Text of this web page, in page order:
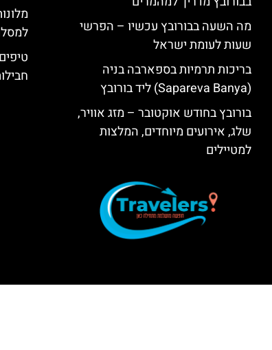
מה השעה בבורובץ עכשיו – הפרשי
שעות לעומת ישראל
בריכות תרמיות בספארבה בניה
(Sapareva Banya) ליד בורובץ
בורובץ בחודש אוקטובר – מזג אוויר,
שלג, אירועים מיוחדים, המלצות
למטיילים